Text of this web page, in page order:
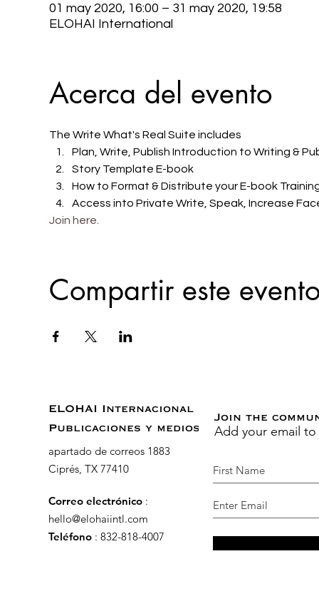
01 may 2020, 16:00 – 31 may 2020, 19:58
ELOHAI International
Acerca del evento
The Write What's Real Suite includes
Plan, Write, Publish Introduction to Writing &
Story Template E-book
How to Format & Distribute your E-book
Access into Private Write, Speak, Increase
Join here.
Compartir este
ELOHAI Internacional
Publicaciones y medios
apartado de correos 1883
Ciprés, TX 77410
Correo electrónico :
hello@elohaiintl.com
Teléfono : 832-818-4007
Join the
Add your email